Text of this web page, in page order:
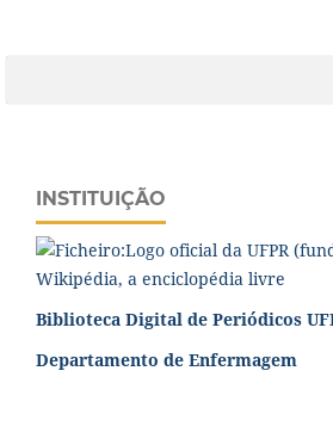
INSTITUIÇÃO
Biblioteca Digital de Periódicos
Departamento de Enfermagem